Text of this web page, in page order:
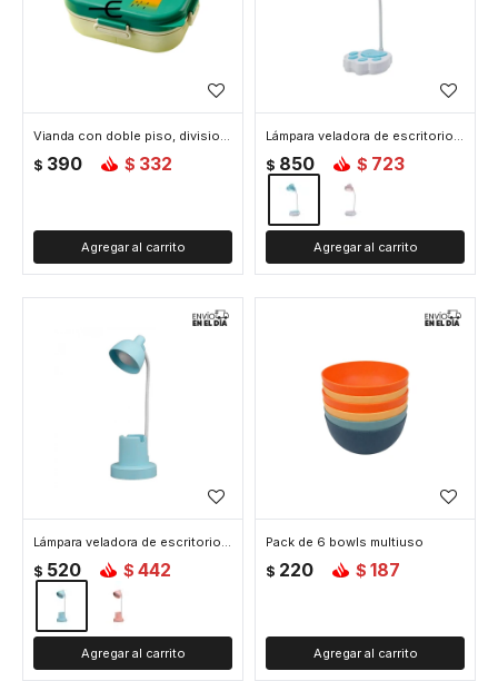
Vianda con doble piso, division y condimentero - Verde
$ 390 $ 332
Lámpara veladora de escritorio gatito - Celeste
$ 850 $ 723
Lámpara veladora de escritorio con portalápices - Celeste
$ 520 $ 442
Pack de 6 bowls multiuso
$ 220 $ 187